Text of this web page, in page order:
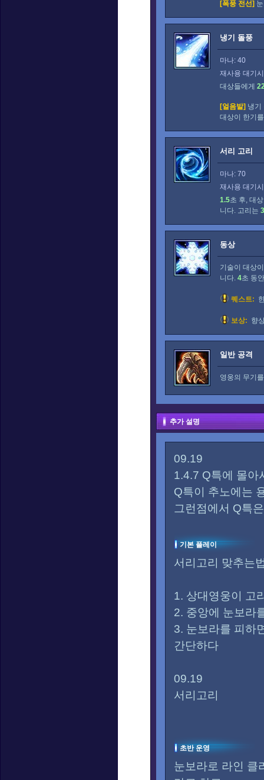
[폭풍 전선]
냉기 돌풍
마나: 40
재사용 대기
대상들에게
[얼음발] 냉기
대상이 한기
서리 고리
마나: 70
재사용 대기
1.5초 후, 대
니다. 고리는 3
동상
기술이 대상
니다. 4초 동
퀘스트:
보상: 향
일반 공격
영웅의 무기
추가 설명
09.19
1.4.7 Q특에 몰아
Q특이 추노에는
그런점에서 Q특
기본 플레이
서리고리 맞추는
1. 상대영웅이 고
2. 중앙에 눈보라
3. 눈보라를 피하
간단하다
09.19
서리고리
초반 운영
눈보라로 라인 클